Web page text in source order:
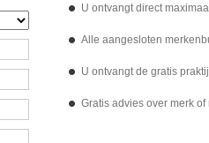
U ontvangt direct
Alle aangesloten
U ontvangt de gratis
Gratis advies over merk of